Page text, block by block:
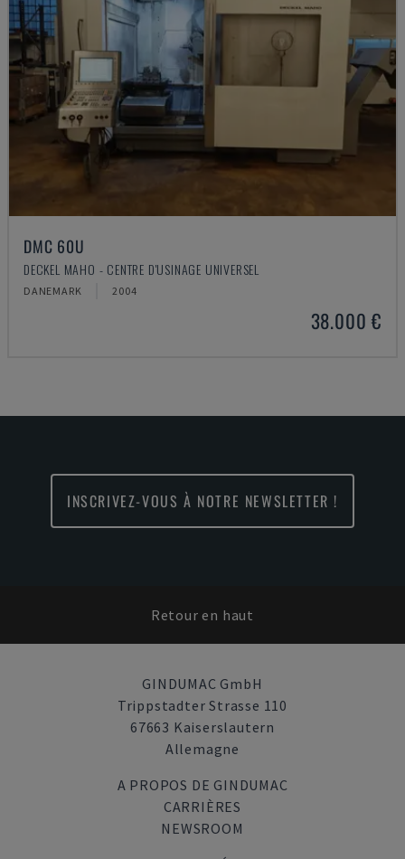
DMC 60U
DECKEL MAHO - CENTRE D'USINAGE UNIVERSEL
DANEMARK 2004
38.000 €
INSCRIVEZ-VOUS À NOTRE NEWSLETTER !
Retour en haut
GINDUMAC GmbH
Trippstadter Strasse 110
67663 Kaiserslautern
Allemagne
A PROPOS DE GINDUMAC
CARRIÈRES
NEWSROOM